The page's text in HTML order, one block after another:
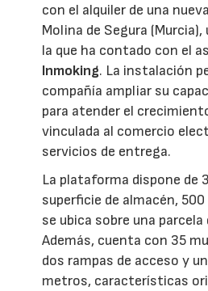
con el alquiler de una
Molina de Segura
la que ha contado con el
Inmoking. La instalación
compañía ampliar su
para atender el
vinculada al comercio
servicios de entrega.
La plataforma dispone de
superficie de almacén,
se ubica sobre una parcela
Además, cuenta con 35
dos rampas de acceso y
metros, características